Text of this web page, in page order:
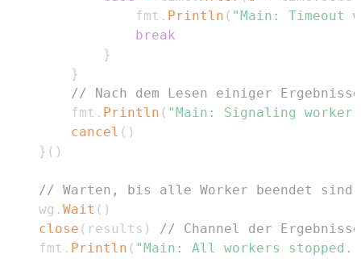
				fmt
. Println ( "Main:
break
}
}
// Nach dem Lesen einiger
		fmt
. Println ( "Main: Signaling
cancel ( )
} ( )
// Warten, bis alle Worker beendet sind
	wg
. Wait ( )
close ( results )
// Channel der
	fmt
. Println ( "Main: All workers